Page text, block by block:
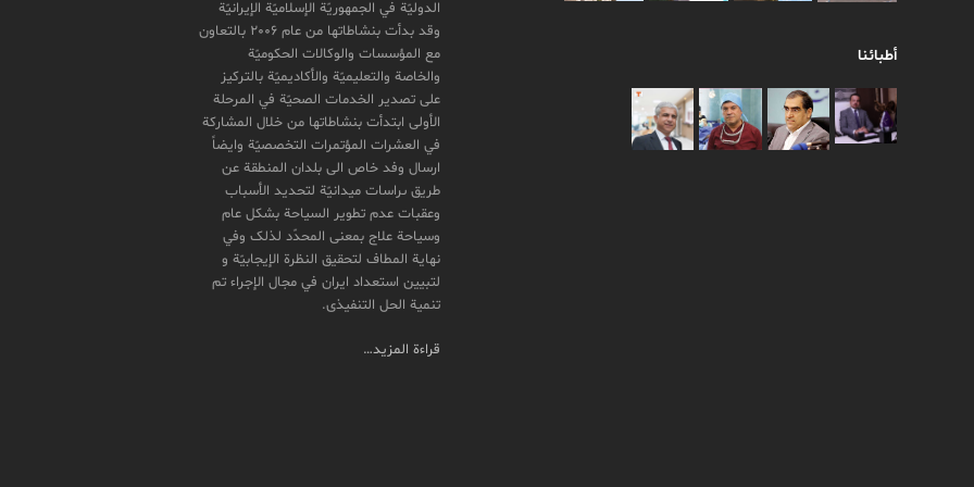
أطبائنا
الدولیّة في الجمهوریّة الإسلامیّة الإیرانیّة
وقد بدأت بنشاطاتها من عام 2006 بالتعاون
مع المؤسسات والوکالات الحکومیّة
والخاصة والتعلیمیّة والأکادیمیّة بالترکیز
علی تصدیر الخدمات الصحیّة في المرحلة
الأولی ابتدأت بنشاطاتها من خلال المشارکة
في العشرات المؤتمرات التخصصیّة وایضاً
ارسال وفد خاص الی بلدان المنطقة عن
طريق ىراسات ميدانیّة لتحدید الأسباب
وعقبات عدم تطویر السیاحة بشکل عام
وسیاحة علاج بمعنی المحدّد لذلک وفي
نهایة المطاف لتحقیق النظرة الإیجابیّة و
لتبیین استعداد ایران في مجال الإجراء تم
تنمیة الحل التنفیذی.
قراءة المزيد…